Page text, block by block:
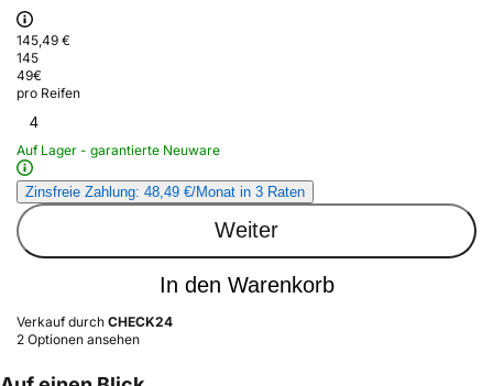
145,49 €
145
49€
pro Reifen
4
Auf Lager - garantierte Neuware
Zinsfreie Zahlung: 48,49 €/Monat in 3 Raten
Weiter
In den Warenkorb
Verkauf durch CHECK24
2 Optionen ansehen